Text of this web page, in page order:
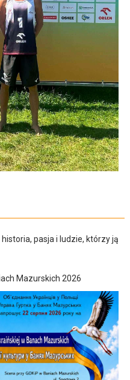
pasja i ludzie, którzy ją
Mazurskich 2026